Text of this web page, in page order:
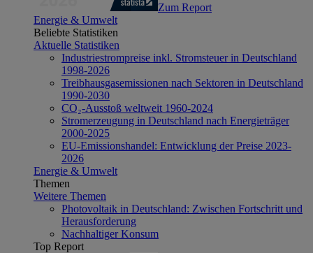
Zum Report
Energie & Umwelt
Beliebte Statistiken
Aktuelle Statistiken
Industriestrompreise inkl. Stromsteuer in Deutschland
1998-2026
Treibhausgasemissionen nach Sektoren in Deutschland
1990-2030
CO₂-Ausstoß weltweit 1960-2024
Stromerzeugung in Deutschland nach Energieträger
2000-2025
EU-Emissionshandel: Entwicklung der Preise 2023-
2026
Energie & Umwelt
Themen
Weitere Themen
Photovoltaik in Deutschland: Zwischen Fortschritt und
Herausforderung
Nachhaltiger Konsum
Top Report